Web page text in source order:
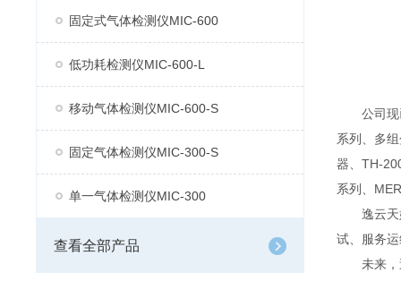
固定式气体检测仪MIC-600
低功耗检测仪MIC-600-L
移动气体检测仪MIC-600-S
固定气体检测仪MIC-300-S
单一气体检测仪MIC-300
查看全部产品
公司现已
系列、多
器、TH-
系列、
逸云天始
试、服务
未来，逸